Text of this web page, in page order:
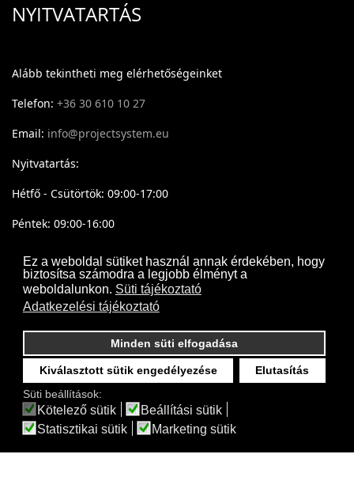
Ez a weboldal sütiket használ annak érdekében, hogy
biztosítsa számodra a legjobb élményt a
weboldalunkon. Süti tájékoztató
Adatkezelési tájékoztató
Elutasítás
Kiválasztott sütik engedélyezése
Minden süti elfogadása
Süti beállítások:
Kötelező sütik
Beállítási sütik
Statisztikai sütik
Marketing sütik
NYITVATARTÁS
Alább tekintheti meg elérhetőségeinket
Telefon: +36 30 610 10 27
Email: info@projectsystem.eu
Nyitvatartás:
Hétfő - Csütörtök: 09:00-17:00
Péntek: 09:00-16:00
Projectsystem - © 2017- 2026 Minden jog fenntartva